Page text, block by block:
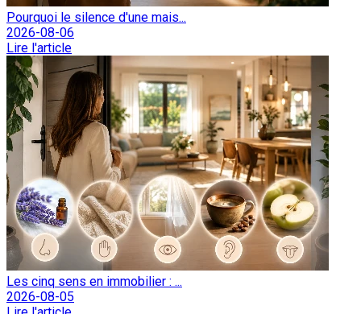
Pourquoi le silence d'une mais...
2026-08-06
Lire l'article
Les cinq sens en immobilier : ...
2026-08-05